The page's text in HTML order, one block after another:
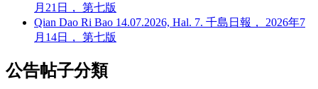
月21日， 第七版
Qian Dao Ri Bao 14.07.2026, Hal. 7. 千島日報， 2026年7
月14日， 第七版
公告帖子分類